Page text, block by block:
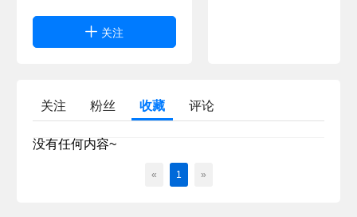
关注
关注 粉丝 收藏 评论
没有任何内容~
« 1 »